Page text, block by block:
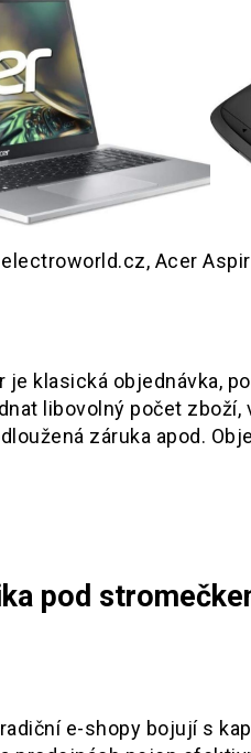
Acer
je klasická objednávka,
libovolný počet
záruka apod.
pod
e-shopy bojují s